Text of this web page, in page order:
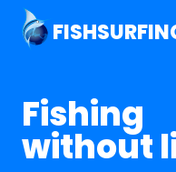
Fishing
without